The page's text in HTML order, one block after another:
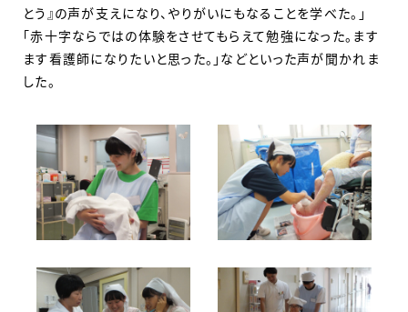
とう』の声が支えになり、やりがいにもなることを学べた。」
「赤十字ならではの体験をさせてもらえて勉強になった。ます
ます看護師になりたいと思った。」などといった声が聞かれま
した。